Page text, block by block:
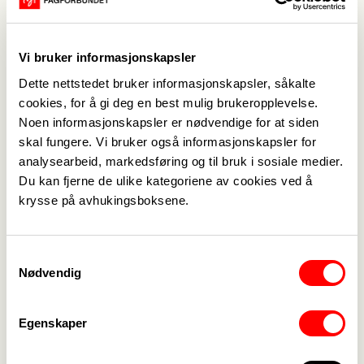
Vi bruker informasjonskapsler
Dette nettstedet bruker informasjonskapsler, såkalte
cookies, for å gi deg en best mulig brukeropplevelse.
Noen informasjonskapsler er nødvendige for at siden
skal fungere. Vi bruker også informasjonskapsler for
analysearbeid, markedsføring og til bruk i sosiale medier.
Du kan fjerne de ulike kategoriene av cookies ved å
krysse på avhukingsboksene.
Nødvendig
Egenskaper
Kurs og konferanser
NB! Du skal umiddelbart motta bekreftelse på e-
post når din påmelding er registrert. Dersom du
ikke mottar slik bekreftelse har du gjort noe feil og
må prøve igjen.
For å finne plakaten til kurset må du først velge
deltakerkategori.
Trykk på linken for å komme til påmelding. NB!
Internet explorer.
2026.pdf
Informasjon og påmelding til